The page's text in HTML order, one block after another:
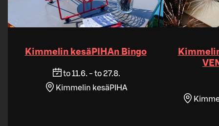
Kimmelin kesäPIHAn Bingo
to 11.6. - to 27.8.
Kimmelin kesäPIHA